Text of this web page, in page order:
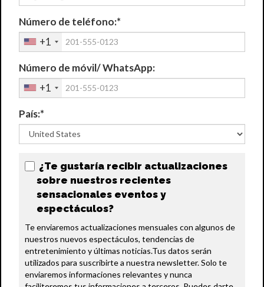
Número de teléfono:*
+1
Número de móvil/ WhatsApp:
+1
País:*
¿Te gustaría recibir actualizaciones
sobre nuestros recientes
sensacionales eventos y
espectáculos?
Te enviaremos actualizaciones mensuales con algunos de
nuestros nuevos espectáculos, tendencias de
entretenimiento y últimas noticias.Tus datos serán
utilizados para suscribirte a nuestra newsletter. Solo te
enviaremos informaciones relevantes y nunca